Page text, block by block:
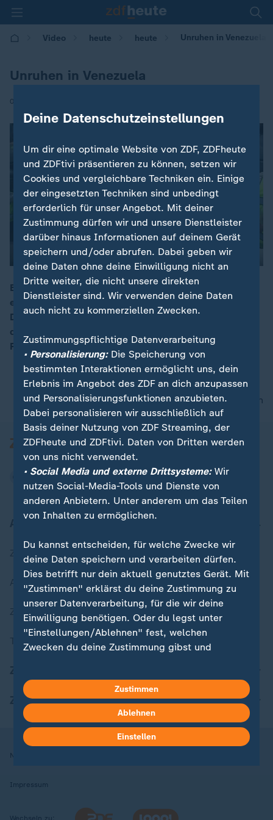
Video heute heute Unruhen in Venezuela
Unruhen in Venezuela
05.04.2017 | 08:11
00:05
Bei Protesten gegen Venezuelas Präsident Maduro ist
es zu gewaltsamen Auseinandersetzngen zwischen
Demonstranten und Polizei gekommen. Die Anhänger
der Opposition verlangen die Absetzung des
Präsidenten und der obersten Richter des Landes.
nach oben
Zuletzt veröffentlicht
Aktuelle Sendungs-Videos
ZDFheute Stories
Themen im Überblick
ZDFheute Apps
Nutzungsbedingungen
Impressum
Wechseln zu:
Deine Datenschutzeinstellungen
Um dir eine optimale Website von ZDF, ZDFheute
und ZDFtivi präsentieren zu können, setzen wir
Cookies und vergleichbare Techniken ein. Einige
der eingesetzten Techniken sind unbedingt
erforderlich für unser Angebot. Mit deiner
Zustimmung dürfen wir und unsere Dienstleister
darüber hinaus Informationen auf deinem Gerät
speichern und/oder abrufen. Dabei geben wir
deine Daten ohne deine Einwilligung nicht an
Dritte weiter, die nicht unsere direkten
Dienstleister sind. Wir verwenden deine Daten
auch nicht zu kommerziellen Zwecken.
Zustimmungspflichtige Datenverarbeitung
• Personalisierung:Die Speicherung von
bestimmten Interaktionen ermöglicht uns, dein
Erlebnis im Angebot des ZDF an dich anzupassen
und Personalisierungsfunktionen anzubieten.
Dabei personalisieren wir ausschließlich auf
Basis deiner Nutzung von ZDF Streaming, der
ZDFheute und ZDFtivi. Daten von Dritten werden
von uns nicht verwendet.
• Social Media und externe Drittsysteme:Wir
nutzen Social-Media-Tools und Dienste von
anderen Anbietern. Unter anderem um das Teilen
von Inhalten zu ermöglichen.
Du kannst entscheiden, für welche Zwecke wir
deine Daten speichern und verarbeiten dürfen.
Dies betrifft nur dein aktuell genutztes Gerät. Mit
"Zustimmen" erklärst du deine Zustimmung zu
unserer Datenverarbeitung, für die wir deine
Einwilligung benötigen. Oder du legst unter
"Einstellungen/Ablehnen" fest, welchen
Zwecken du deine Zustimmung gibst und
in deinen Einstellungen widerrufen oder ändern.
Hier findest du das Impressum.
Weitere Informationen findest du in unserer
Datenschutzerklärung.
Zustimmen
Ablehnen
Einstellen